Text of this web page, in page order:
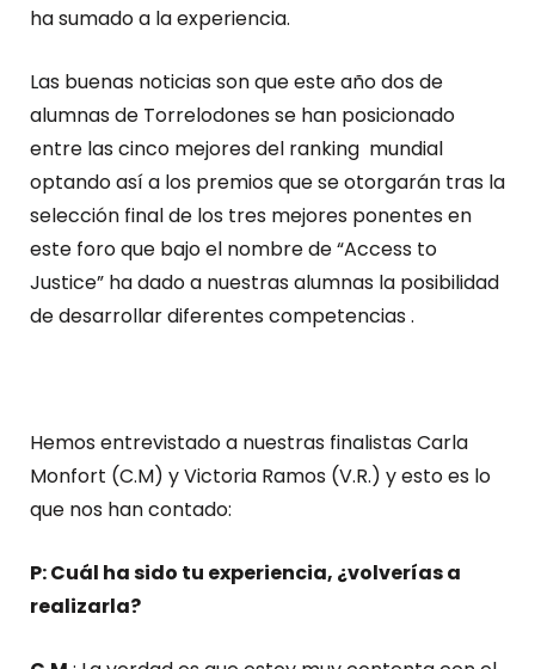
ha sumado a la experiencia.
Las buenas noticias son que este año dos de
alumnas de Torrelodones se han posicionado
entre las cinco mejores del ranking mundial
optando así a los premios que se otorgarán tras la
selección final de los tres mejores ponentes en
este foro que bajo el nombre de “Access to
Justice” ha dado a nuestras alumnas la posibilidad
de desarrollar diferentes competencias .
Hemos entrevistado a nuestras finalistas Carla
Monfort (C.M) y Victoria Ramos (V.R.) y esto es lo
que nos han contado:
P: Cuál ha sido tu experiencia, ¿volverías a
realizarla?